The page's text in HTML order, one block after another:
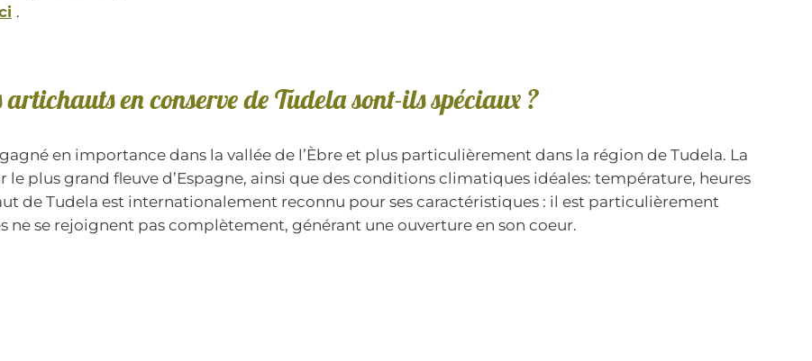
.
en conserve de Tudela sont-ils spéciaux ?
en importance dans la vallée de l’Èbre et plus particulièrement dans la région de Tudela. La
le plus grand fleuve d’Espagne, ainsi que des conditions climatiques idéales: température, heures
de Tudela est internationalement reconnu pour ses caractéristiques : il est particulièrement
ne se rejoignent pas complètement, générant une ouverture en son coeur.